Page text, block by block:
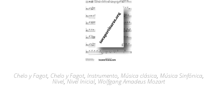
Chelo y Fagot, Chelo y Fagot, Instrumento, Música clásica, Música Sinfónica,
Nivel,Nivel Inicial, Wolfgang Amadeus Mozart